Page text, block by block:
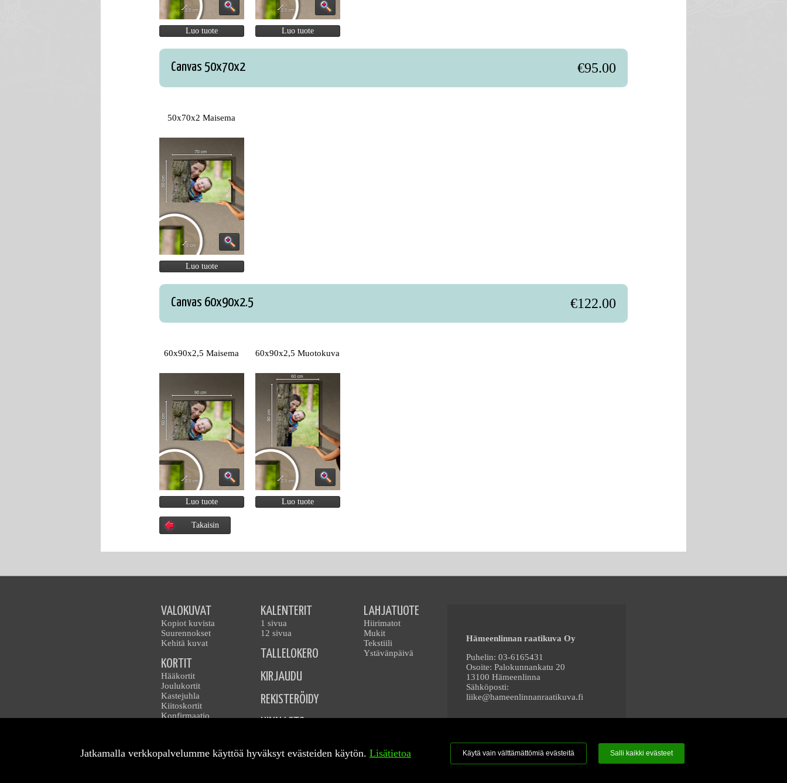
Luo tuote Luo tuote
Canvas 50x70x2 €95.00
50x70x2 Maisema
Luo tuote
Canvas 60x90x2.5 €122.00
60x90x2,5 Maisema
Luo tuote
60x90x2,5 Muotokuva
Luo tuote
Takaisin
VALOKUVAT
Kopiot kuvista
Suurennokset
Kehitä kuvat
KORTIT
Hääkortit
Joulukortit
Kastejuhla
Kiitoskortit
Konfirmaatio
Opiskelu
KALENTERIT
1 sivua
12 sivua
TALLELOKERO
KIRJAUDU
REKISTERÖIDY
HINNASTO
LAHJATUOTE
Hiirimatot
Mukit
Tekstiili
Ystävänpäivä
Hämeenlinnan raatikuva Oy
Puhelin: 03-6165431
Osoite: Palokunnankatu 20
13100 Hämeenlinna
Sähköposti:
liike@hameenlinnanraatikuva.fi
Jatkamalla verkkopalvelumme käyttöä hyväksyt evästeiden käytön. Lisätietoa Käytä vain välttämättömiä evästeitä Salli kaikki evästeet